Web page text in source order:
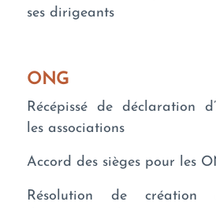
ses dirigeants
ONG
Récépissé de déclaration
les associations
Accord des sièges pour les
Résolution de